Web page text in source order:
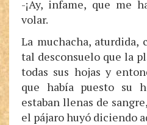
-¡Ay, infame, que me
volar.
La muchacha, aturdida,
tal desconsuelo que la
todas sus hojas y
que había puesto su
estaban llenas de
el pájaro huyó diciendo